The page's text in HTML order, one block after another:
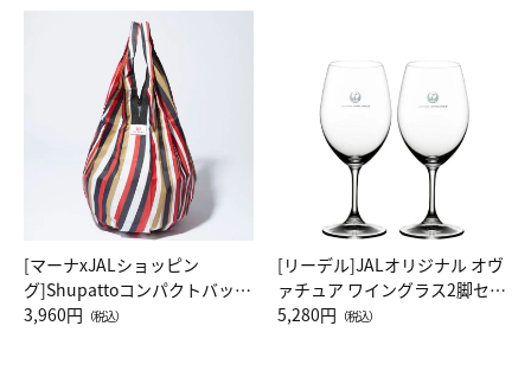
[マーナxJALショッピン
グ]Shupattoコンパクトバッグ
Drop JAL客室乗務員（LC）ス
3,960円 （税込）
[リーデル]JALオリジナル オヴ
ァチュア ワイングラス2脚セッ
ト（レッドワイン）
5,280円 （税込）